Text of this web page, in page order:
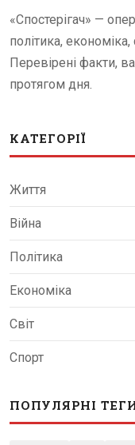
«Спостерігач» —
політика, економіка,
Перевірені факти,
протягом дня.
КАТЕГОРІЇ
Життя
Війна
Політика
Економіка
Світ
Спорт
ПОПУЛЯРНІ